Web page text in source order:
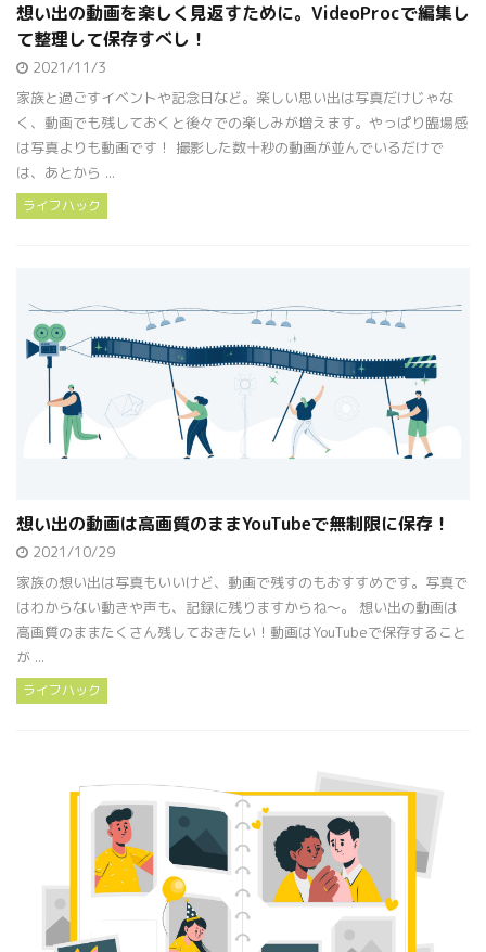
想い出の動画を楽しく見返すために。VideoProcで編集し
て整理して保存すべし！
2021/11/3
家族と過ごすイベントや記念日など。楽しい思い出は写真だけじゃな
く、動画でも残しておくと後々での楽しみが増えます。やっぱり臨場感
は写真よりも動画です！ 撮影した数十秒の動画が並んでいるだけで
は、あとから ...
ライフハック
想い出の動画は高画質のままYouTubeで無制限に保存！
2021/10/29
家族の想い出は写真もいいけど、動画で残すのもおすすめです。写真で
はわからない動きや声も、記録に残りますからね〜。 想い出の動画は
高画質のままたくさん残しておきたい！動画はYouTubeで保存すること
が ...
ライフハック